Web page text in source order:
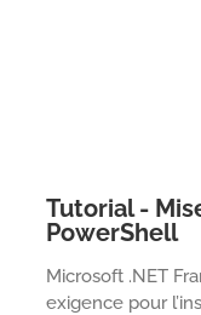
Tutorial -
PowerShell
Microsoft .NET
exigence pour